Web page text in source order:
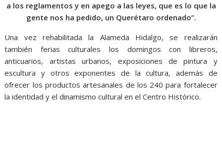
a los reglamentos y en apego a las leyes, que es lo que la
gente nos ha pedido, un Querétaro ordenado”.
Una vez rehabilitada la Alameda Hidalgo, se realizarán
también ferias culturales los domingos con libreros,
anticuarios, artistas urbanos, exposiciones de pintura y
escultura y otros exponentes de la cultura, además de
ofrecer los productos artesanales de los 240 para fortalecer
la identidad y el dinamismo cultural en el Centro Histórico.